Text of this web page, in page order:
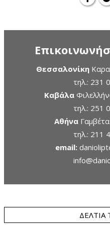
Θεσσαλονίκη
τηλ.: 231
Καβάλα
τηλ.: 251
Αθήνα
τηλ.: 211
email: